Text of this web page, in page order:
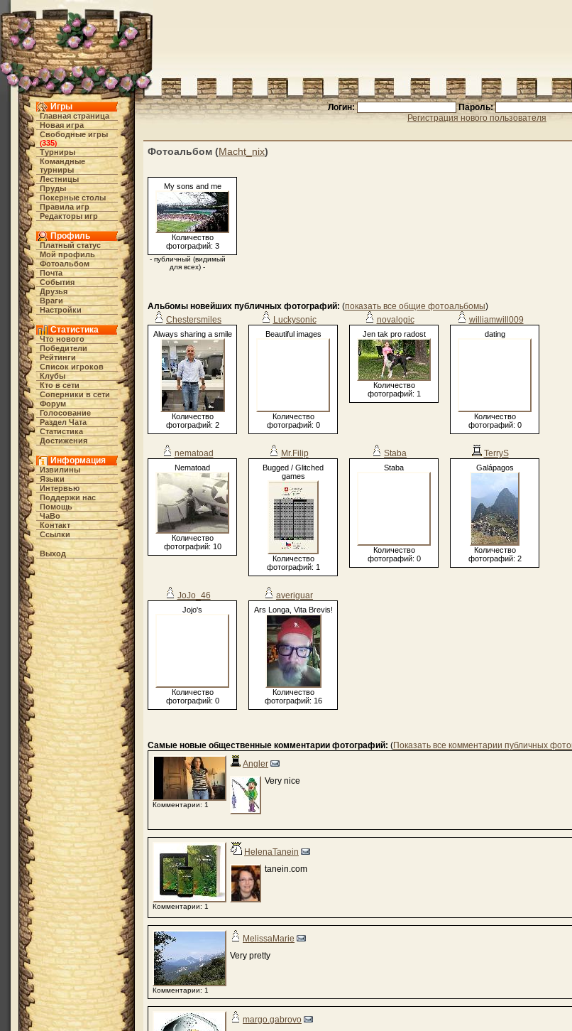
Игры
Главная страница
Новая игра
Свободные игры
(335)
Турниры
Командные
турниры
Лестницы
Пруды
Покерные столы
Правила игр
Редакторы игр
Профиль
Платный статус
Мой профиль
Фотоальбом
Почта
События
Друзья
Враги
Настройки
Статистика
Что нового
Победители
Рейтинги
Список игроков
Клубы
Кто в cети
Соперники в сети
Форум
Голосование
Раздел Чата
Статистика
Достижения
Информация
Извилины
Языки
Интервью
Поддержи нас
Помощь
ЧаВо
Контакт
Ссылки
Выход
Логин:
Пароль:
Регистрация нового пользователя
Фотоальбом (Macht_nix)
My sons and me
Количество
фотографий: 3
- публичный (видимый
для всех) -
Альбомы новейших публичных фотографий: (показать все общие фотоальбомы)
Chestersmiles
Always sharing a smile
Количество
фотографий: 2
Luckysonic
Beautiful images
Количество
фотографий: 0
novalogic
Jen tak pro radost
Количество
фотографий: 1
williamwill009
dating
Количество
фотографий: 0
nematoad
Nematoad
Количество
фотографий: 10
Mr.Filip
Bugged / Glitched
games
Количество
фотографий: 1
Staba
Staba
Количество
фотографий: 0
TerryS
Galápagos
Количество
фотографий: 2
JoJo_46
Jojo's
Количество
фотографий: 0
averiguar
Ars Longa, Vita Brevis!
Количество
фотографий: 16
Самые новые общественные комментарии фотографий: (Показать все комментарии публичных
Комментарии: 1
Angler
Very nice
Комментарии: 1
HelenaTanein
tanein.com
Комментарии: 1
MelissaMarie
Very pretty
margo.gabrovo